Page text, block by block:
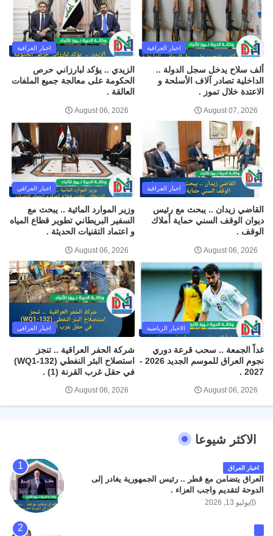
اخبار العراقية
ألف سلاح يدخل سجل الدولة ..
الداخلية تصادر آلاف الأسلحة و
الاعتدة خلال تموز .
August 07, 2026
اخبار العراقية
الزيدي .. يؤكد لبارزاني حرص
الحكومة على معالجة جميع الملفات
العالقة .
August 06, 2026
اخبار العراقية
القاضي زيدان .. يبحث مع رئيس
ديوان الوقف السني حماية أملاك
الوقف .
August 06, 2026
اخبار العراقي
وزير الموارد المائية .. يبحث مع
السفير البريطاني تطوير قطاع المياه
و اعتماد التقنيات الحديثة .
August 06, 2026
الاخبار الرياضية
غداً الجمعة .. سحب قرعة دوري
نجوم العراق للموسم الجديد 2026 -
2027 .
August 06, 2026
اخبار العراقي
شركة الحفر العراقية .. تنجز
استصلاح البئر النفطي (WQ1-132)
في حقل غرب القرنة (1) .
August 06, 2026
الاكثر شيوعا
اخبار العراق
العراق يتضامن مع قطر .. رئيس الجمهورية يغادر إلى
الدوحة لتقديم واجب العزاء .
يوليو 13, 2026